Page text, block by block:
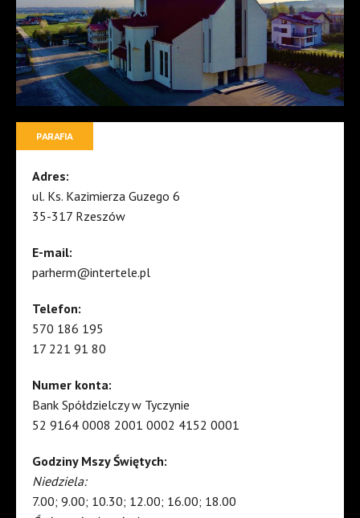
PARAFIA
Adres:
ul. Ks. Kazimierza Guzego 6
35-317 Rzeszów
E-mail:
parherm@intertele.pl
Telefon:
570 186 195
17 221 91 80
Numer konta:
Bank Spółdzielczy w Tyczynie
52 9164 0008 2001 0002 4152 0001
Godziny Mszy Świętych:
Niedziela:
7.00; 9.00; 10.30; 12.00; 16.00; 18.00